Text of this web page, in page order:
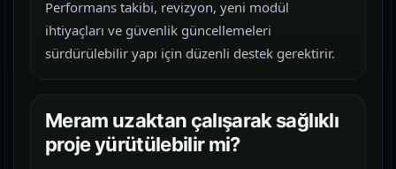
Performans takibi, revizyon, yeni modül
ihtiyaçları ve güvenlik güncellemeleri
sürdürülebilir yapı için düzenli destek gerektirir.
Meram uzaktan çalışarak sağlıklı
proje yürütülebilir mi?